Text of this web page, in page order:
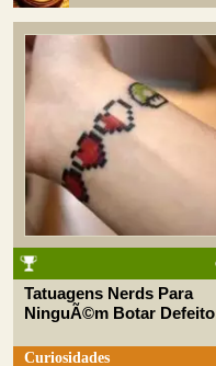
Tatuagens Nerds Para
NinguÃ©m Botar Defeito
Curiosidades